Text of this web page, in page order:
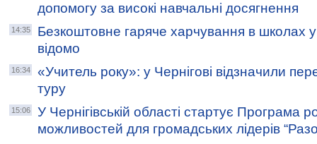
допомогу за високі навчальні досягнення
14:35
Безкоштовне гаряче харчування в школах
відомо
16:34
«Учитель року»: у Чернігові відзначили
туру
15:06
У Чернігівській області стартує Програма
можливостей для громадських лідерів